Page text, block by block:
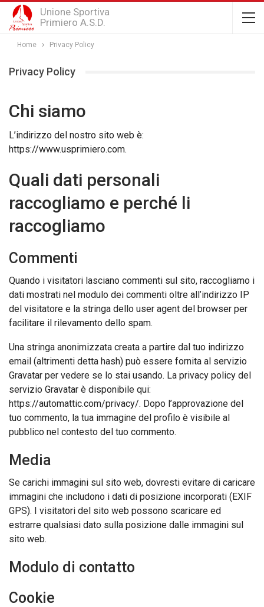
Unione Sportiva
Primiero A.S.D.
Home Privacy Policy
Privacy Policy
Chi siamo
L’indirizzo del nostro sito web è:
https://www.usprimiero.com.
Quali dati personali
raccogliamo e perché li
raccogliamo
Commenti
Quando i visitatori lasciano commenti sul sito, raccogliamo i
dati mostrati nel modulo dei commenti oltre all’indirizzo IP
del visitatore e la stringa dello user agent del browser per
facilitare il rilevamento dello spam.
Una stringa anonimizzata creata a partire dal tuo indirizzo
email (altrimenti detta hash) può essere fornita al servizio
Gravatar per vedere se lo stai usando. La privacy policy del
servizio Gravatar è disponibile qui:
https://automattic.com/privacy/. Dopo l’approvazione del
tuo commento, la tua immagine del profilo è visibile al
pubblico nel contesto del tuo commento.
Media
Se carichi immagini sul sito web, dovresti evitare di caricare
immagini che includono i dati di posizione incorporati (EXIF
GPS). I visitatori del sito web possono scaricare ed
estrarre qualsiasi dato sulla posizione dalle immagini sul
sito web.
Modulo di contatto
Cookie